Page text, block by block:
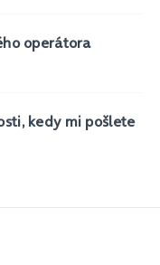
operátora
kedy mi pošlete